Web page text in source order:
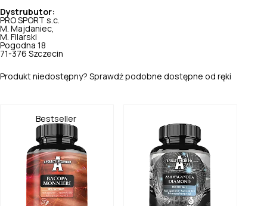
Dystrubutor:
PRO SPORT s.c.
M. Majdaniec,
M. Filarski
Pogodna 18
71-376 Szczecin
Produkt niedostępny? Sprawdź podobne dostępne od ręki
Bestseller